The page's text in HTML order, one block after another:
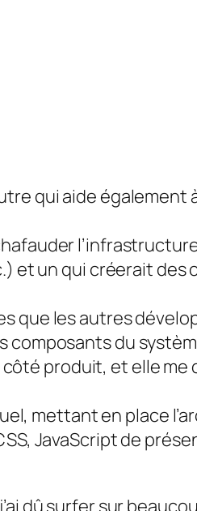
qui aide également
et un qui créerait des
que les autres
composants du
produit, et elle me
mettant en place
JavaScript de
dû surfer sur